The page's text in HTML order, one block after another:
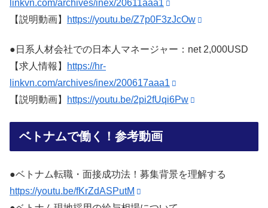
linkvn.com/archives/inex/20611aaa1
【説明動画】
https://youtu.be/Z7p0F3zJcOw
●日系人材会社での日本人マネージャー：net 2,000USD
【求人情報】
https://hr-
linkvn.com/archives/inex/200617aaa1
【説明動画】
https://youtu.be/2pi2fUqi6Pw
ベトナムで働く！参考動画
●ベトナム転職・面接成功法！募集背景を理解する
https://youtu.be/fKrZdASPutM